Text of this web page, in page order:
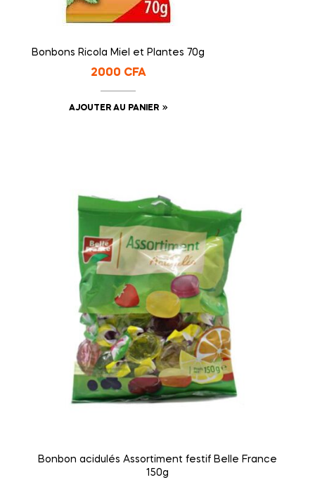
Bonbons Ricola Miel et Plantes 70g
2000 CFA
AJOUTER AU PANIER
Bonbon acidulés Assortiment festif Belle France
150g